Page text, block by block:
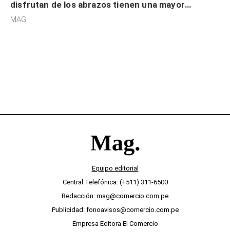
disfrutan de los abrazos tienen una mayor
sensibilidad a los estímulos físicos y no es por
MAG.
Equipo editorial
Central Telefónica: (+511) 311-6500
Redacción: mag@comercio.com.pe
Publicidad: fonoavisos@comercio.com.pe
Empresa Editora El Comercio